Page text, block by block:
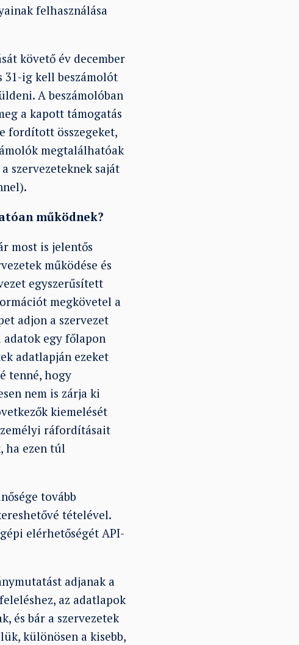
felhasználása
követő év december
31-ig kell beszámolót
A beszámolóban
a kapott támogatás
fordított összegeket,
megtalálhatóak
szervezeteknek saját
működnek?
most is jelentős
működése és
egyszerűsített
megkövetel a
adjon a szervezet
egy főlapon
adatlapján ezeket
tenné, hogy
nem is zárja ki
kiemelését
ráfordításait
ha ezen túl
tovább
tételével.
elérhetőségét API-
adjanak a
az adatlapok
és bár a szervezetek
különösen a kisebb,